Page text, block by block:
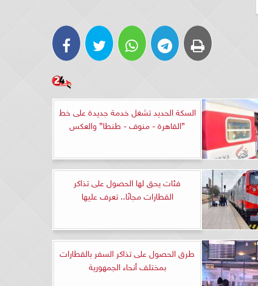
السكة الحديد تشغل خدمة جديدة على خط
”القاهرة - منوف - طنطا” والعكس
فئات يحق لها الحصول على تذاكر
القطارات مجانًا.. تعرف عليها
طرق الحصول على تذاكر السفر بالقطارات
بمختلف أنحاء الجمهورية